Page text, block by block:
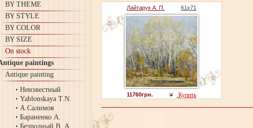
BY THEME
BY STYLE
BY COLOR
BY SIZE
On stock
paintings
Antique painting
Неизвестный
Yablonskaya T.N.
А.Салимов
Бараненко А.
Безродный В. А.
Лайтарук А. П. 61х71
11760грн. Купить